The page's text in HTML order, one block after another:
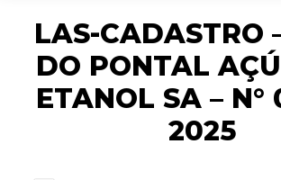
LAS-CADASTRO
DO PONTAL
ETANOL SA – N°
2025